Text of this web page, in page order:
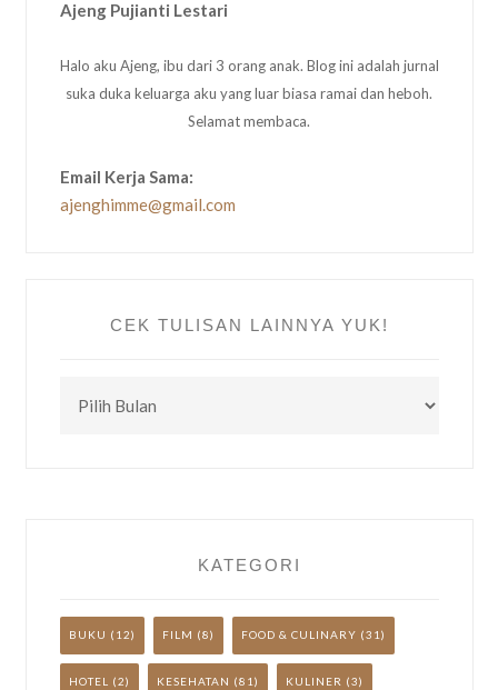
Ajeng Pujianti Lestari
Halo aku Ajeng, ibu dari 3 orang anak. Blog ini adalah jurnal
suka duka keluarga aku yang luar biasa ramai dan heboh.
Selamat membaca.
Email Kerja Sama:
ajenghimme@gmail.com
CEK TULISAN LAINNYA YUK!
TULISAN
KATEGORI
BUKU (12) FILM (8) FOOD & CULINARY (31)
HOTEL (2) KESEHATAN (81) KULINER (3)